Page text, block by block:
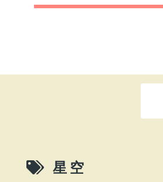
星空